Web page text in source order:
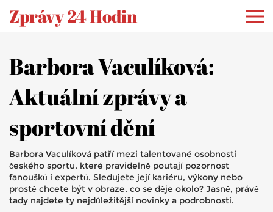
Zprávy 24 Hodin
Barbora Vaculíková:
Aktuální zprávy a
sportovní dění
Barbora Vaculíková patří mezi talentované osobnosti
českého sportu, které pravidelně poutají pozornost
fanoušků i expertů. Sledujete její kariéru, výkony nebo
prostě chcete být v obraze, co se děje okolo? Jasně, právě
tady najdete ty nejdůležitější novinky a podrobnosti.